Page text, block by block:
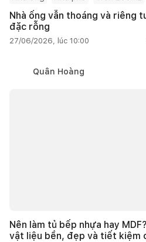
Nhà ống vẫn thoáng và riêng
đặc rỗng
27/06/2026, lúc 10:00
Quân Hoàng
Nên làm tủ bếp nhựa hay
vật liệu bền, đẹp và tiết kiệm